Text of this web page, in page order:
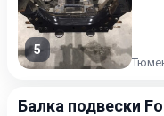
5
Балка подвески